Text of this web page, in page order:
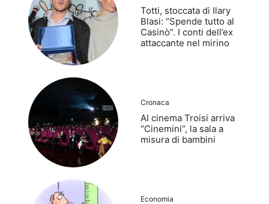
Totti, stoccata di Ilary
Blasi: “Spende tutto al
Casinò”. I conti dell’ex
attaccante nel mirino
Cronaca
Al cinema Troisi arriva
“Cinemini”, la sala a
misura di bambini
Economia